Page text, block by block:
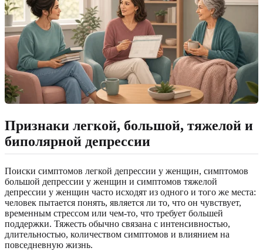
Признаки легкой, большой, тяжелой и
биполярной депрессии
Поиски симптомов легкой депрессии у женщин, симптомов
большой депрессии у женщин и симптомов тяжелой
депрессии у женщин часто исходят из одного и того же места:
человек пытается понять, является ли то, что он чувствует,
временным стрессом или чем-то, что требует большей
поддержки. Тяжесть обычно связана с интенсивностью,
длительностью, количеством симптомов и влиянием на
повседневную жизнь.